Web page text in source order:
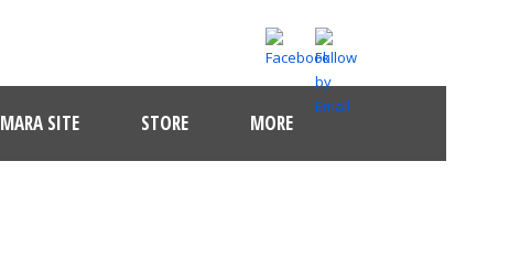
MARA SITE STORE MORE